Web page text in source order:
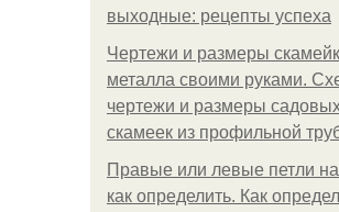
выходные: рецепты успеха
Чертежи и размеры
металла своими руками.
чертежи и размеры
скамеек из профильной
Правые или левые петли
как определить. Как